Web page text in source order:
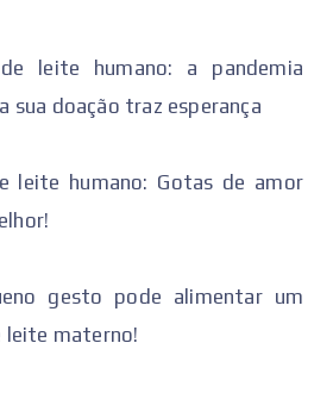
leite humano: a pandemia
sua doação traz esperança
leite humano: Gotas de amor
gesto pode alimentar um
leite materno!